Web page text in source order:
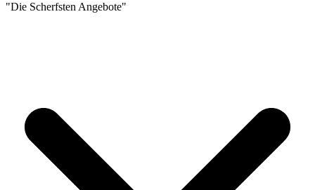
"Die Scherfsten Angebote"